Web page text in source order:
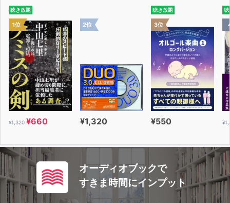
聴き放題
1位
¥1,320 ¥660
2位
¥1,320
聴き放題
3位
¥550
聴
オーディオブックで
すきま時間にインプット